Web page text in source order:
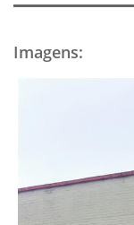
Imagens: